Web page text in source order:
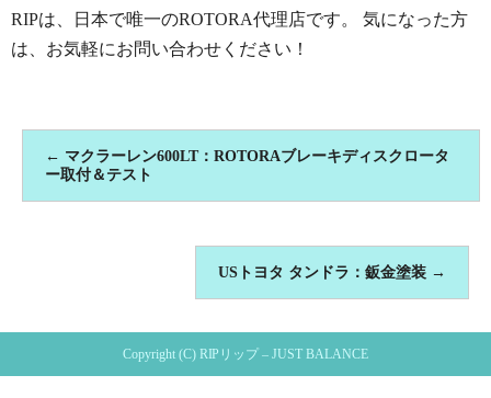
RIPは、日本で唯一のROTORA代理店です。 気になった方
は、お気軽にお問い合わせください！
← マクラーレン600LT：ROTORAブレーキディスクロータ
ー取付＆テスト
USトヨタ タンドラ：鈑金塗装 →
Copyright (C) RIPリップ – JUST BALANCE